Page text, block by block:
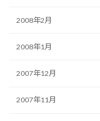
2008年2月
2008年1月
2007年12月
2007年11月